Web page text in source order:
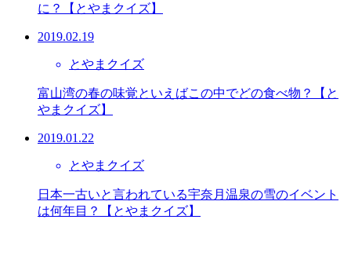
に？【とやまクイズ】
2019.02.19
とやまクイズ
富山湾の春の味覚といえばこの中でどの食べ物？【と
やまクイズ】
2019.01.22
とやまクイズ
日本一古いと言われている宇奈月温泉の雪のイベント
は何年目？【とやまクイズ】